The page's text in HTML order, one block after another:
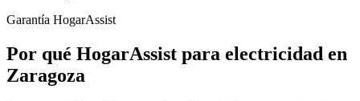
Garantía HogarAssist
Por qué HogarAssist para electricidad en
Zaragoza